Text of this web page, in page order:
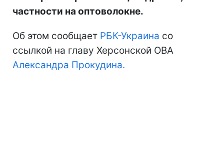
частности на оптоволокне.
Об этом сообщает РБК-Украина со
ссылкой на главу Херсонской ОВА
Александра Прокудина.